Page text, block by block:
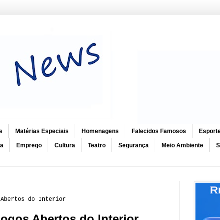
Matérias Especiais Homenagens Falecidos Famosos
Emprego Cultura Teatro Segurança Meio Ambiente
Abertos do Interior